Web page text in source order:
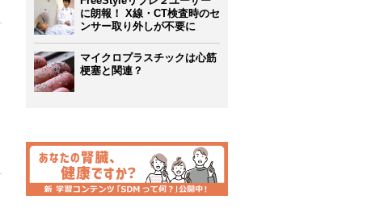
に朗報！ X線・CT検査時のセ
ンサー取り外しが不要に
マイクロプラスチックは心筋
梗塞と関連？